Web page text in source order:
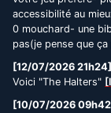
accessibilité au
0 mouchard- une
pas(je pense que
[12/07/2026 21h24]
Voici "The Halters"
[10/07/2026